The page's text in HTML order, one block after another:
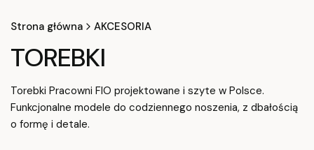
Strona główna AKCESORIA
TOREBKI
Torebki Pracowni FIO projektowane i szyte w Polsce.
Funkcjonalne modele do codziennego noszenia, z dbałością
o formę i detale.